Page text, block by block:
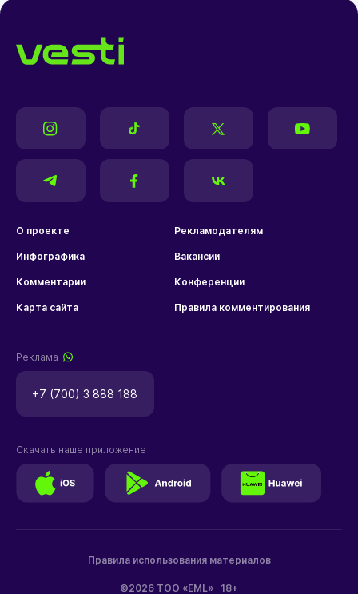
О проекте Рекламодателям
Инфографика Вакансии
Комментарии Конференции
Карта сайта Правила комментирования
Реклама
+7 (700) 3 888 188
©2026 ТОО «EML» 18+
Правила использования материалов
Скачать наше приложение